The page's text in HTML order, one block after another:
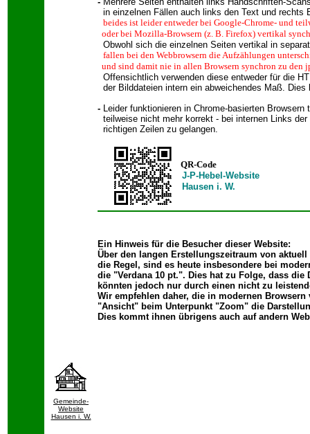
in einzelnen Fällen auch links den Text und rechts
beides ist leider entweder bei Google-Chrome- und
oder bei Mozilla-Browsern (z. B. Firefox) vertikal
Obwohl sich die einzelnen Seiten vertikal in
fallen bei den Webbrowsern die Aufzählungen
und sind damit nie in allen Browsern synchron zu den
Offensichtlich verwenden diese entweder für die
der Bilddateien intern ein abweichendes Maß.
- Leider funktionieren in Chrome-basierten
teilweise nicht mehr korrekt - bei internen Links
richtigen Zeilen zu gelangen.
QR-Code
J-P-Hebel-Website
Hausen i. W.
Ein Hinweis für die Besucher dieser Website:
Über den langen Erstellungszeitraum von
die Regel, sind es heute insbesondere bei
die "Verdana 10 pt.". Dies hat zu Folge, dass
könnten jedoch nur durch einen nicht zu
Wir empfehlen daher, die in modernen
"Ansicht" beim Unterpunkt "Zoom" die
Dies kommt ihnen übrigens auch auf andern
Gemeinde-
Website
Hausen i. W.